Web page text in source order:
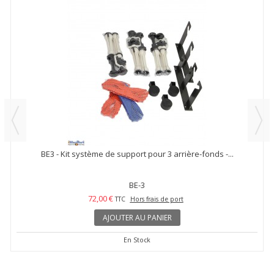
BE3 - Kit système de support pour 3 arrière-fonds -...
BE-3
72,00 € TTC Hors frais de port
AJOUTER AU PANIER
En Stock